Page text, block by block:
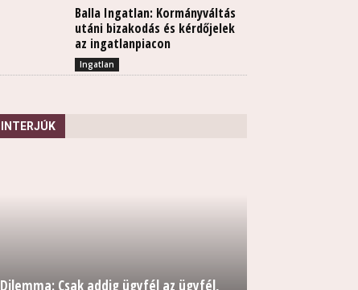
Balla Ingatlan: Kormányváltás
utáni bizakodás és kérdőjelek
az ingatlanpiacon
Ingatlan
INTERJÚK
Dilemma: Csak addig ügyfél az ügyfél,